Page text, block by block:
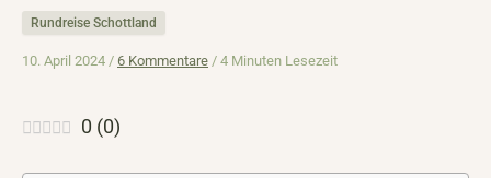
Rundreise Schottland
10. April 2024 / 6 Kommentare / 4 Minuten Lesezeit
0 (0)